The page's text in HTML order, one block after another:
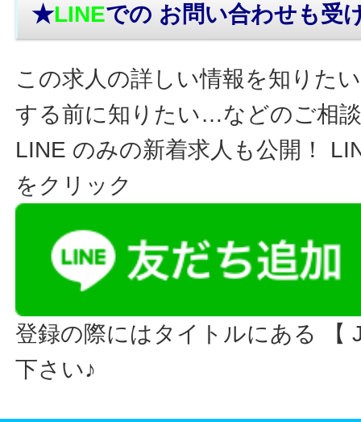
★LINEでの お問い合わせも受
この求人の詳しい情報を知りた
する前に知りたい…などのご相
LINE のみの新着求人も公開！
をクリック
登録の際にはタイトルにある 【
下さい♪